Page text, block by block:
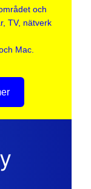
och
TV, nätverk
Mac.